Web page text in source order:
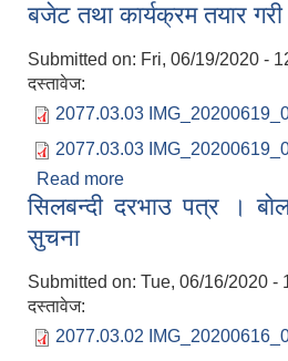
बजेट तथा कार्यक्रम तयार गरी
Submitted on: Fri, 06/19/2020 -
दस्तावेज:
2077.03.03
2077.03.03
Read more
सिलबन्दी दरभाउ पत्र ।
सुचना
Submitted on: Tue, 06/16/2020 -
दस्तावेज:
2077.03.02